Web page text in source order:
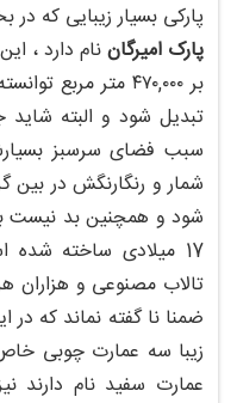
پارکی بسیار زیبایی که در
پارک امیرگاننام دارد ،
بر ۴۷۰,۰۰۰ متر
تبدیل شود و البته شاید
سبب فضای سرسبز
شمار و رنگارنگش در بین
شود و همچنین بد نیست
17 میلادی ساخته
تالاب مصنوعی و هزاران
ضمنا نا گفته نماند که
زیبا سه عمارت چوبی
عمارت سفید نام دارند